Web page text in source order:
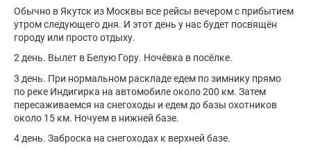
Обычно в Якутск из Москвы все рейсы вечером с прибытием
утром следующего дня. И этот день у нас будет посвящён
городу или просто отдыху.
2 день. Вылет в Белую Гору. Ночёвка в посёлке.
3 день. При нормальном раскладе едем по зимнику прямо
по реке Индигирка на автомобиле около 200 км. Затем
пересаживаемся на снегоходы и едем до базы охотников
около 15 км. Ночуем в нижней базе.
4 день. Заброска на снегоходах к верхней базе.